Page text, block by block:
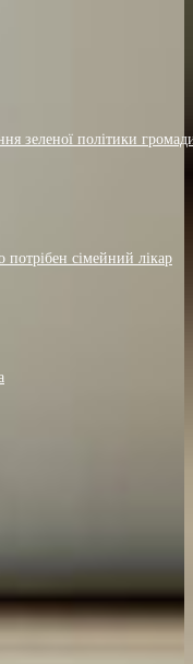
зеленої політики
сімейний лікар